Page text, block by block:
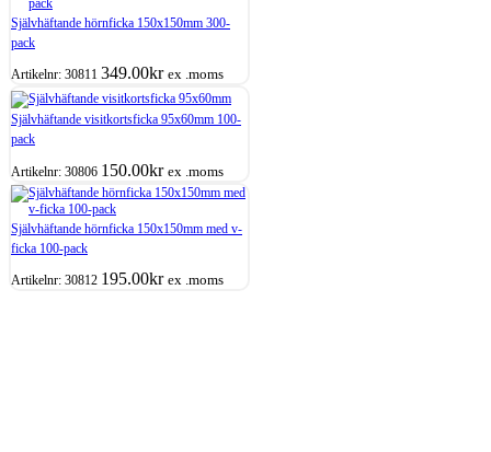
Självhäftande hörnficka 150x150mm 300-
pack
Artikelnr: 30811 349.00kr ex .moms
Självhäftande visitkortsficka 95x60mm 100-
pack
Artikelnr: 30806 150.00kr ex .moms
Självhäftande hörnficka 150x150mm med v-
ficka 100-pack
Artikelnr: 30812 195.00kr ex .moms